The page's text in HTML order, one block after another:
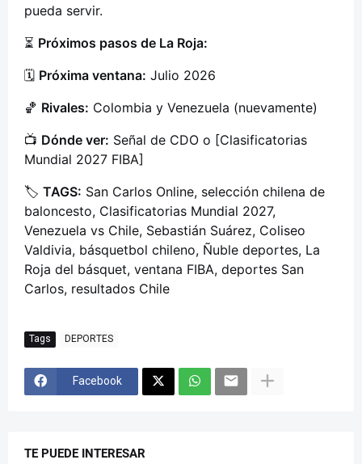
pueda servir.
⏳ Próximos pasos de La Roja:
🗓️ Próxima ventana: Julio 2026
🏀 Rivales: Colombia y Venezuela (nuevamente)
📺 Dónde ver: Señal de CDO o [Clasificatorias
Mundial 2027 FIBA]
🏷️ TAGS: San Carlos Online, selección chilena de
baloncesto, Clasificatorias Mundial 2027,
Venezuela vs Chile, Sebastián Suárez, Coliseo
Valdivia, básquetbol chileno, Ñuble deportes, La
Roja del básquet, ventana FIBA, deportes San
Carlos, resultados Chile
Tags DEPORTES
Facebook
TE PUEDE INTERESAR